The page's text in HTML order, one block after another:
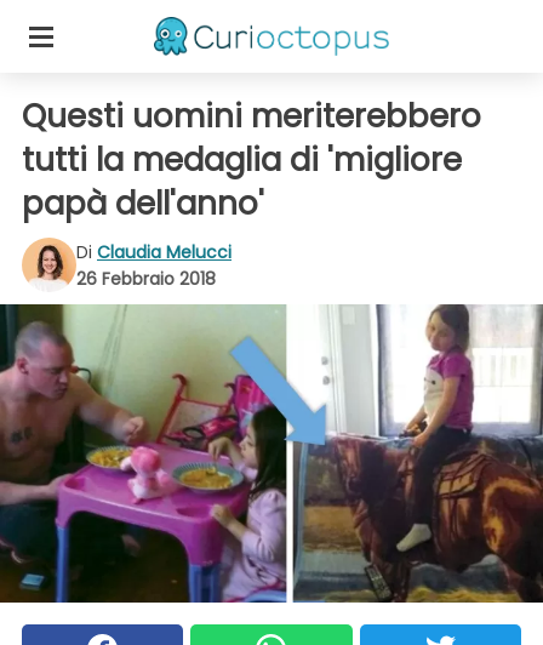
Questi uomini meriterebbero
tutti la medaglia di 'migliore
papà dell'anno'
Di Claudia Melucci
26 Febbraio 2018